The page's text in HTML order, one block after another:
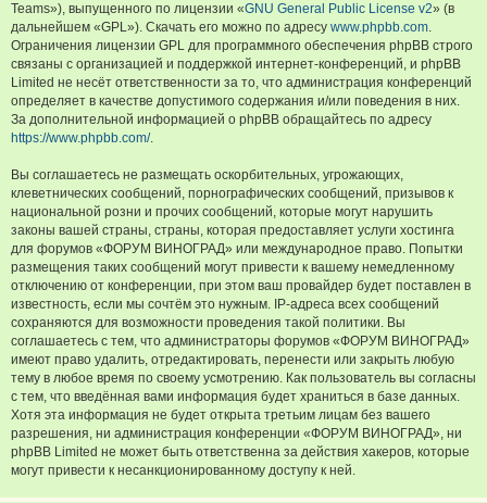
Teams»), выпущенного по лицензии «GNU General Public License v2» (в
дальнейшем «GPL»). Скачать его можно по адресу www.phpbb.com.
Ограничения лицензии GPL для программного обеспечения phpBB строго
связаны с организацией и поддержкой интернет-конференций, и phpBB
Limited не несёт ответственности за то, что администрация конференций
определяет в качестве допустимого содержания и/или поведения в них.
За дополнительной информацией о phpBB обращайтесь по адресу
https://www.phpbb.com/.
Вы соглашаетесь не размещать оскорбительных, угрожающих,
клеветнических сообщений, порнографических сообщений, призывов к
национальной розни и прочих сообщений, которые могут нарушить
законы вашей страны, страны, которая предоставляет услуги хостинга
для форумов «ФОРУМ ВИНОГРАД» или международное право. Попытки
размещения таких сообщений могут привести к вашему немедленному
отключению от конференции, при этом ваш провайдер будет поставлен в
известность, если мы сочтём это нужным. IP-адреса всех сообщений
сохраняются для возможности проведения такой политики. Вы
соглашаетесь с тем, что администраторы форумов «ФОРУМ ВИНОГРАД»
имеют право удалить, отредактировать, перенести или закрыть любую
тему в любое время по своему усмотрению. Как пользователь вы согласны
с тем, что введённая вами информация будет храниться в базе данных.
Хотя эта информация не будет открыта третьим лицам без вашего
разрешения, ни администрация конференции «ФОРУМ ВИНОГРАД», ни
phpBB Limited не может быть ответственна за действия хакеров, которые
могут привести к несанкционированному доступу к ней.